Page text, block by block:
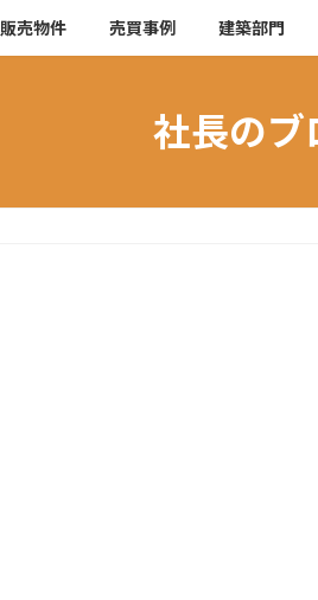
販売物件 売買事例 建築部門
社長のブ